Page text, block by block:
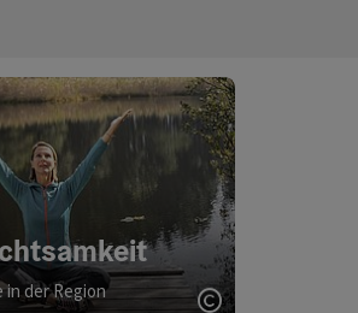
in der Region